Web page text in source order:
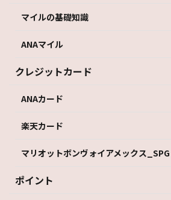
マイルの基礎知識
ANAマイル
クレジットカード
ANAカード
楽天カード
マリオットボンヴォイアメックス_SPG
ポイント